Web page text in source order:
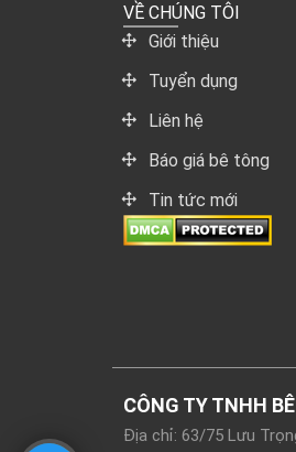
VỀ CHÚNG TÔI
Giới thiệu
Tuyển dụng
Liên hệ
Báo giá bê tông
Tin tức mới
CÔNG TY TNHH
Địa chỉ: 63/75 Lưu